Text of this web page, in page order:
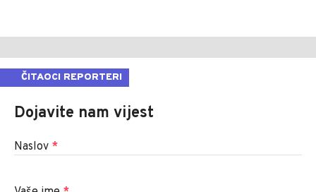
ČITAOCI REPORTERI
Dojavite nam vijest
Naslov *